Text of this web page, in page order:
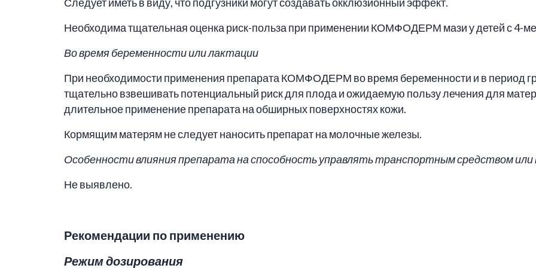
Необходима тщательная оценка риск-польза при применении КОМФОДЕРМ мази у детей с 4-
Во время беременности или лактации
При необходимости применения препарата КОМФОДЕРМ во время беременности и в период
тщательно взвешивать потенциальный риск для плода и ожидаемую пользу лечения для
длительное применение препарата на обширных поверхностях кожи.
Кормящим матерям не следует наносить препарат на молочные железы.
Особенности влияния препарата на способность управлять транспортным средством
Не выявлено.
Рекомендации по применению
Режим дозирования